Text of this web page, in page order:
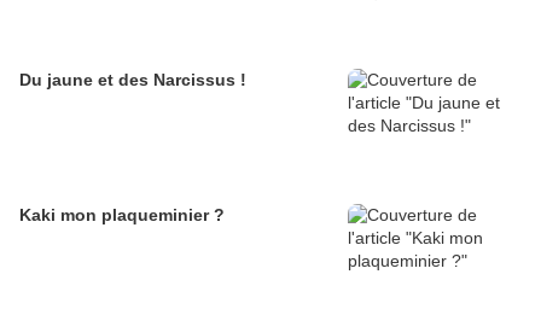
Du jaune et des Narcissus !
Kaki mon plaqueminier ?